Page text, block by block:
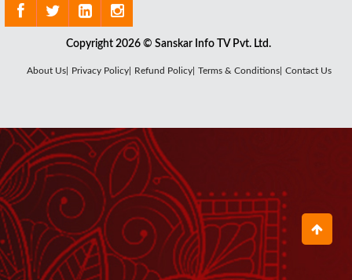
राजा दशरथ को आशा थी कि शायद राम लौट आएं
जब भरत जी ने ननिहाल में देखा अजीब-सा
सपना
July 28, 2026
भरत जी करुणा का सागर हैं
July 30, 2026
Copyright 2026 © Sanskar Info TV Pvt. Ltd.
About Us| Privacy Policy| Refund Policy| Terms & Conditions| Contact Us